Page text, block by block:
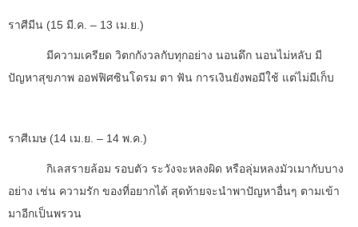
ราศีมีน (15 มี.ค. – 13 เม.ย.)
มีความเครียด วิตกกังวลกับทุกอย่าง นอนดึก นอนไม่หลับ มี
ปัญหาสุขภาพ ออฟฟิศซินโดรม ตา ฟัน การเงินยังพอมีใช้ แต่ไม่มีเก็บ
ราศีเมษ (14 เม.ย. – 14 พ.ค.)
กิเลสรายล้อม รอบตัว ระวังจะหลงผิด หรือลุ่มหลงมัวเมากับบาง
อย่าง เช่น ความรัก ของที่อยากได้ สุดท้ายจะนำพาปัญหาอื่นๆ ตามเข้า
มาอีกเป็นพรวน